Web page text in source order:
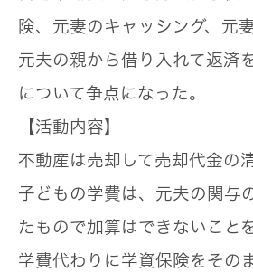
険、元妻のキャッシング、元
元夫の親から借り入れて返済
について争点になった。
【活動内容】
不動産は売却して売却代金の
子どもの学費は、元夫の関与
たもので加算はできないこと
学費代わりに学資保険をその